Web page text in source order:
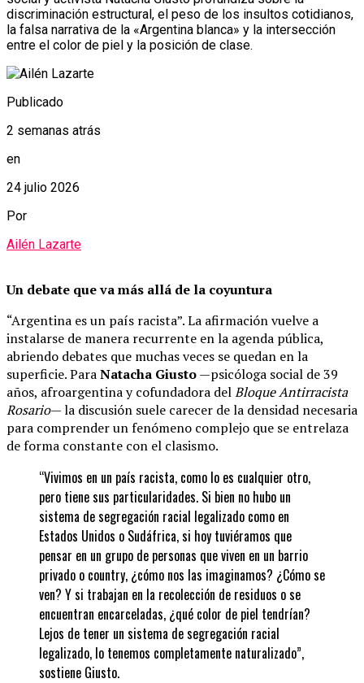
discriminación estructural, el peso de los insultos cotidianos,
la falsa narrativa de la «Argentina blanca» y la intersección
entre el color de piel y la posición de clase.
Publicado
2 semanas atrás
en
24 julio 2026
Por
Ailén Lazarte
Un debate que va más allá de la coyuntura
“Argentina es un país racista”. La afirmación vuelve a
instalarse de manera recurrente en la agenda pública,
abriendo debates que muchas veces se quedan en la
superficie. ParaNatacha Giusto—psicóloga social de 39
años, afroargentina y cofundadora delBloque Antirracista
Rosario— la discusión suele carecer de la densidad necesaria
para comprender un fenómeno complejo que se entrelaza
de forma constante con el clasismo.
“Vivimos en un país racista, como lo es cualquier otro,
pero tiene sus particularidades. Si bien no hubo un
sistema de segregación racial legalizado como en
Estados Unidos o Sudáfrica, si hoy tuviéramos que
pensar en un grupo de personas que viven en un barrio
privado o country, ¿cómo nos las imaginamos? ¿Cómo se
ven? Y si trabajan en la recolección de residuos o se
encuentran encarceladas, ¿qué color de piel tendrían?
Lejos de tener un sistema de segregación racial
legalizado, lo tenemos completamente naturalizado”,
sostiene Giusto.